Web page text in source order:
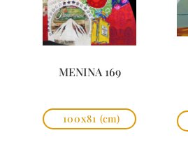
MENINA 169
100x81 (cm)